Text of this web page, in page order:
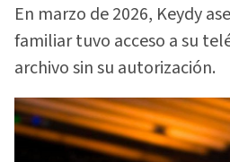
En marzo de 2026, Keydy
familiar tuvo acceso a su
archivo sin su autorización.